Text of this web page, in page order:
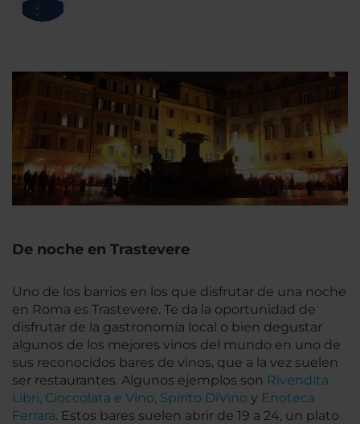
De noche en Trastevere
Uno de los barrios en los que disfrutar de una noche
en Roma es Trastevere. Te da la oportunidad de
disfrutar de la gastronomía local o bien degustar
algunos de los mejores vinos del mundo en uno de
sus reconocidos bares de vinos, que a la vez suelen
ser restaurantes. Algunos ejemplos son Rivendita
Libri, Cioccolata e Vino, Spirito DiVino y Enoteca
Ferrara. Estos bares suelen abrir de 19 a 24, un plato